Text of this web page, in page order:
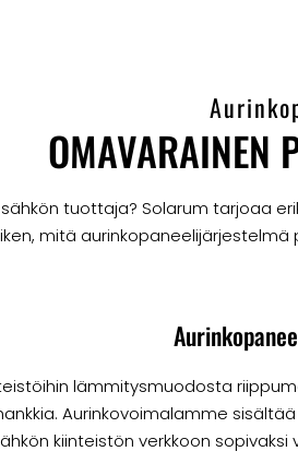
OMAVARAINEN
tuottaja? Solarum tarjoaa
mitä
lämmitysmuodosta
Aurinkovoimalamme
kiinteistön verkkoon sopivaksi